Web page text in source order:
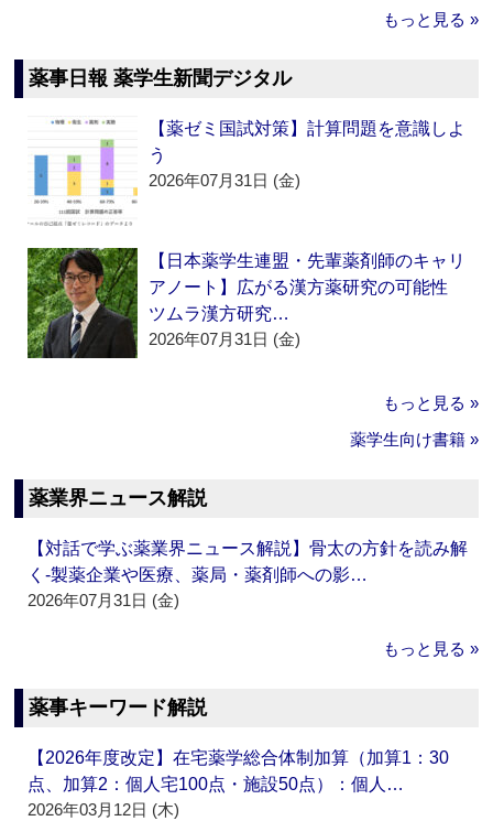
もっと見る »
薬事日報 薬学生新聞デジタル
【薬ゼミ国試対策】計算問題を意識しよ
う
2026年07月31日 (金)
【日本薬学生連盟・先輩薬剤師のキャリ
アノート】広がる漢方薬研究の可能性
ツムラ漢方研究…
2026年07月31日 (金)
もっと見る »
薬学生向け書籍 »
薬業界ニュース解説
【対話で学ぶ薬業界ニュース解説】骨太の方針を読み解
く‐製薬企業や医療、薬局・薬剤師への影…
2026年07月31日 (金)
もっと見る »
薬事キーワード解説
【2026年度改定】在宅薬学総合体制加算（加算1：30
点、加算2：個人宅100点・施設50点）：個人…
2026年03月12日 (木)